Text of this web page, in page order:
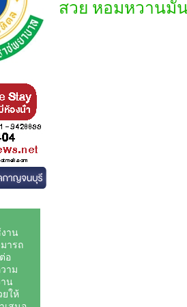
สวย หอมหวานมั